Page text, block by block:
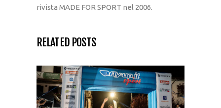
rivista MADE FOR SPORT nel 2006.
RELATED POSTS